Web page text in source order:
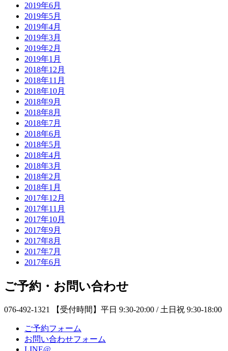
2019年6月
2019年5月
2019年4月
2019年3月
2019年2月
2019年1月
2018年12月
2018年11月
2018年10月
2018年9月
2018年8月
2018年7月
2018年6月
2018年5月
2018年4月
2018年3月
2018年2月
2018年1月
2017年12月
2017年11月
2017年10月
2017年9月
2017年8月
2017年7月
2017年6月
ご予約・お問い合わせ
076-492-1321 【受付時間】平日 9:30-20:00 / 土日祝 9:30-18:00
ご予約フォーム
お問い合わせフォーム
LINE@